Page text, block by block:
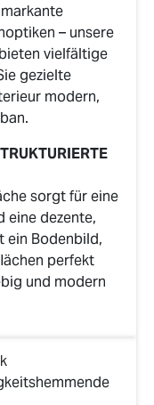
– unsere
vielfältige
gezielte
modern,
sorgt für eine
eine dezente,
ein Bodenbild,
perfekt
und modern